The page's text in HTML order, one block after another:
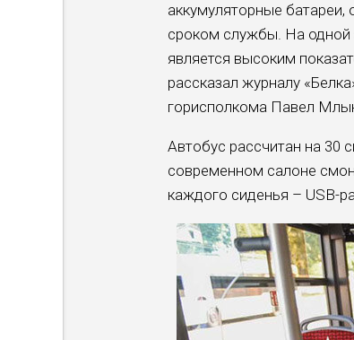
аккумуляторные
сроком службы. На одной
является высоким
рассказал журналу
горисполкома Павел
Автобус рассчитан на 30
современном салоне
каждого сиденья – USB-